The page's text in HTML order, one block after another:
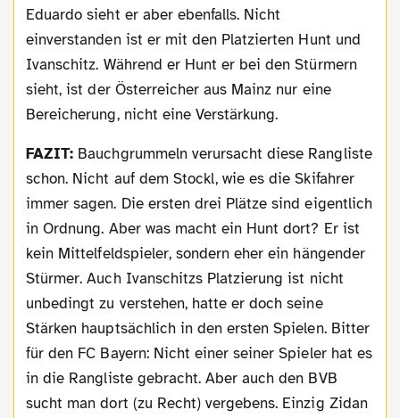
Eduardo sieht er aber ebenfalls. Nicht
einverstanden ist er mit den Platzierten Hunt und
Ivanschitz. Während er Hunt er bei den Stürmern
sieht, ist der Österreicher aus Mainz nur eine
Bereicherung, nicht eine Verstärkung.
FAZIT: Bauchgrummeln verursacht diese Rangliste
schon. Nicht auf dem Stockl, wie es die Skifahrer
immer sagen. Die ersten drei Plätze sind eigentlich
in Ordnung. Aber was macht ein Hunt dort? Er ist
kein Mittelfeldspieler, sondern eher ein hängender
Stürmer. Auch Ivanschitzs Platzierung ist nicht
unbedingt zu verstehen, hatte er doch seine
Stärken hauptsächlich in den ersten Spielen. Bitter
für den FC Bayern: Nicht einer seiner Spieler hat es
in die Rangliste gebracht. Aber auch den BVB
sucht man dort (zu Recht) vergebens. Einzig Zidan